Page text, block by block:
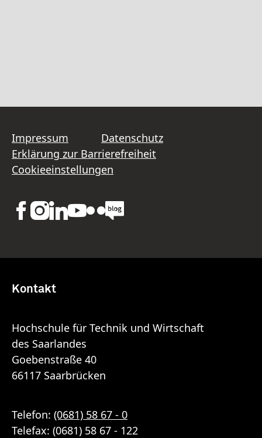
Impressum
Datenschutz
Erklärung zur Barrierefreiheit
Cookieeinstellungen
Kontakt
Hochschule für Technik und Wirtschaft
des Saarlandes
Goebenstraße 40
66117 Saarbrücken
Telefon: (0681) 58 67 - 0
Telefax: (0681) 58 67 - 122